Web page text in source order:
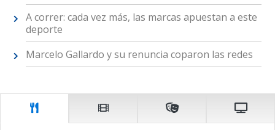
A correr: cada vez más, las marcas apuestan a este
deporte
Marcelo Gallardo y su renuncia coparon las redes